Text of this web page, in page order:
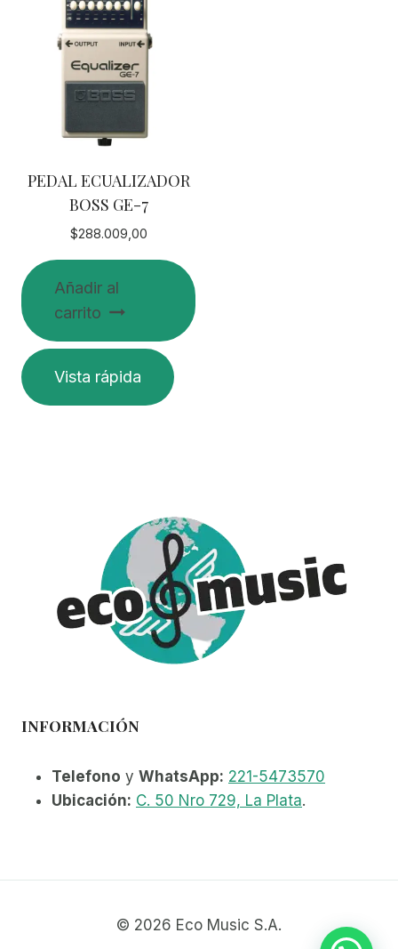
PEDAL ECUALIZADOR
BOSS GE-7
$288.009,00
Añadir al
carrito
Vista rápida
INFORMACIÓN
Telefono y WhatsApp: 221-5473570
Ubicación: C. 50 Nro 729, La Plata.
© 2026 Eco Music S.A.